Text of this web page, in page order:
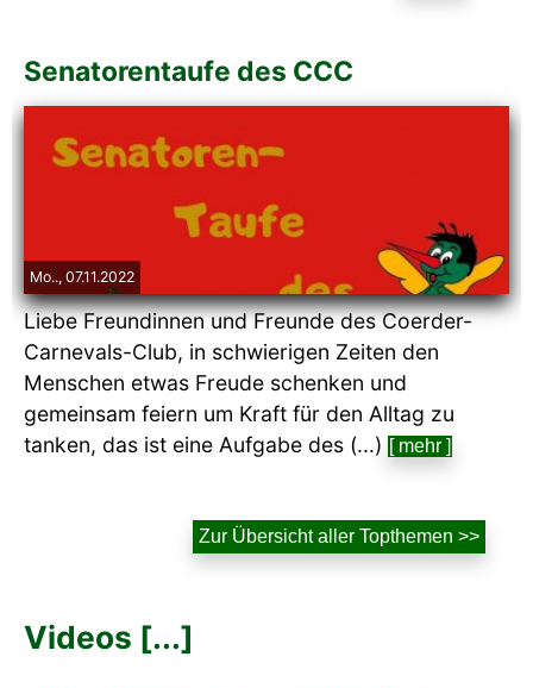
Senatorentaufe des CCC
Mo.., 07.11.2022
Liebe Freundinnen und Freunde des Coerder-
Carnevals-Club, in schwierigen Zeiten den
Menschen etwas Freude schenken und
gemeinsam feiern um Kraft für den Alltag zu
tanken, das ist eine Aufgabe des (...) [ mehr ]
Zur Übersicht aller Topthemen >>
Videos [...]